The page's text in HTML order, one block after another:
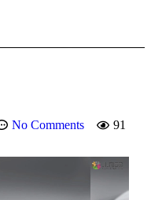
No Comments 91